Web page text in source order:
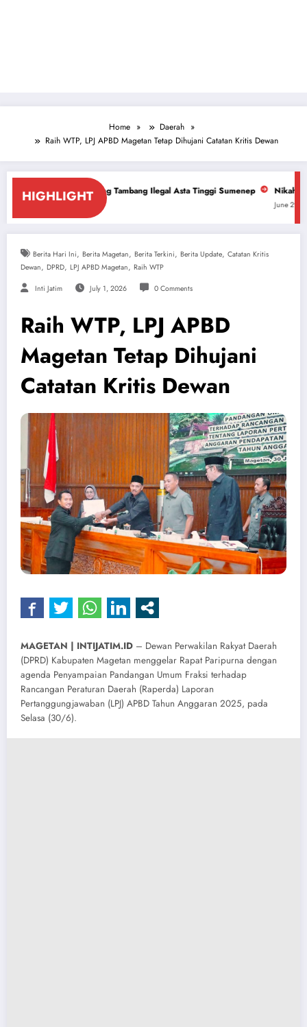
Home
Daerah
Raih WTP, LPJ APBD Magetan Tetap Dihujani Catatan Kritis Dewan
HIGHLIGHT
Tambang Ilegal Asta Tinggi Sumenep Nikah Massal: Pemkot
Berita Hari Ini, Berita Magetan, Berita Terkini, Berita Update, Catatan Kritis
Dewan, DPRD, LPJ APBD Magetan, Raih WTP
Inti Jatim July 1, 2026 0 Comments
Raih WTP, LPJ APBD
Magetan Tetap Dihujani
Catatan Kritis Dewan
MAGETAN | INTIJATIM.ID – Dewan Perwakilan Rakyat Daerah
(DPRD) Kabupaten Magetan menggelar Rapat Paripurna dengan
agenda Penyampaian Pandangan Umum Fraksi terhadap
Rancangan Peraturan Daerah (Raperda) Laporan
Pertanggungjawaban (LPJ) APBD Tahun Anggaran 2025, pada
Selasa (30/6).